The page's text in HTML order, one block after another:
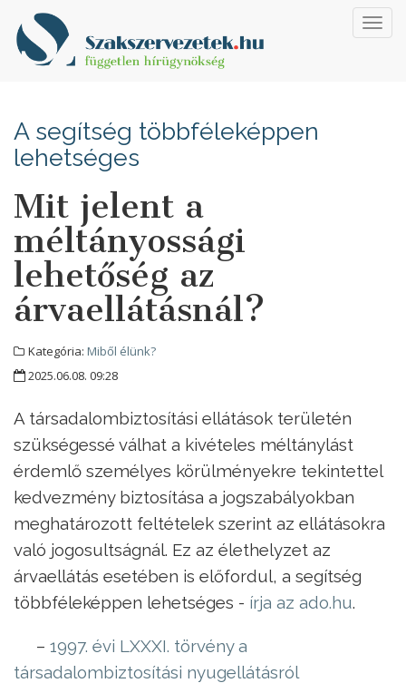
A segítség többféleképpen
lehetséges
Mit jelent a
méltányossági
lehetőség az
árvaellátásnál?
Kategória: Miből élünk?
2025.06.08. 09:28
A társadalombiztosítási ellátások területén
szükségessé válhat a kivételes méltánylást
érdemlő személyes körülményekre tekintettel
kedvezmény biztosítása a jogszabályokban
meghatározott feltételek szerint az ellátásokra
való jogosultságnál. Ez az élethelyzet az
árvaellátás esetében is előfordul, a segítség
többféleképpen lehetséges - írja az ado.hu.
– 1997. évi LXXXI. törvény a
társadalombiztosítási nyugellátásról